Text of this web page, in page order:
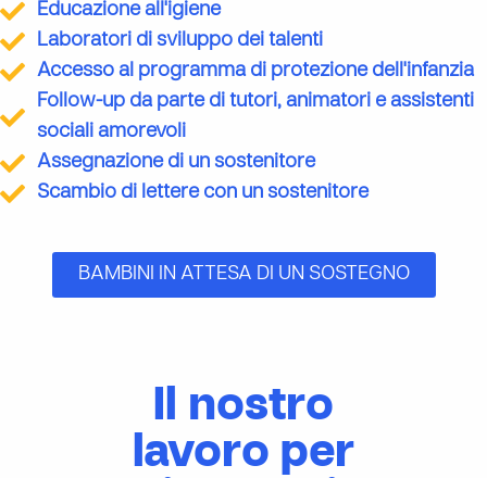
Educazione all'igiene
Laboratori di sviluppo dei talenti
Accesso al programma di protezione dell'infanzia
Follow-up da parte di tutori, animatori e assistenti
sociali amorevoli
Assegnazione di un sostenitore
Scambio di lettere con un sostenitore
BAMBINI IN ATTESA DI UN SOSTEGNO
Il nostro
lavoro per